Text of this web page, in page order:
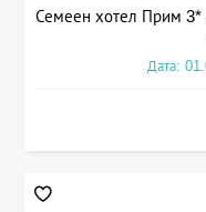
Семеен хотел Прим 3*
Дата: